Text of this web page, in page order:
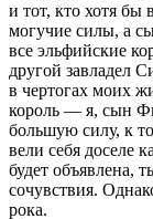
и тот, кто хотя бы
могучие силы, а
все эльфийские
другой завладел
в чертогах моих
король — я, сын
большую силу, к
вели себя доселе
будет объявлена,
сочувствия.
рока.